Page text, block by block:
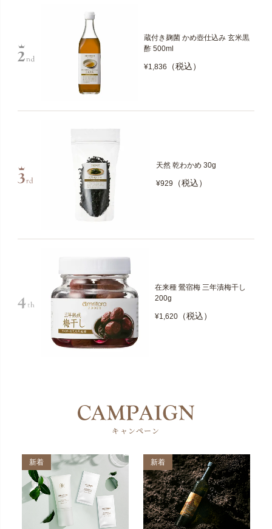
蔵付き麹菌 かめ壺仕込み 玄米黒
酢 500ml
¥1,836 （税込）
天然 乾わかめ 30g
¥929 （税込）
在来種 鶯宿梅 三年漬梅干し
200g
¥1,620（税込）
キャンペーン
新着 新着